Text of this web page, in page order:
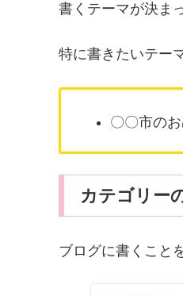
書くテーマが決ま
特に書きたいテー
〇〇市の
カテゴリー
ブログに書くこと